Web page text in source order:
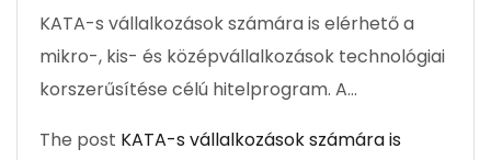
KATA-s vállalkozások számára is elérhető a
mikro-, kis- és középvállalkozások technológiai
korszerűsítése célú hitelprogram. A…
The post KATA-s vállalkozások számára is